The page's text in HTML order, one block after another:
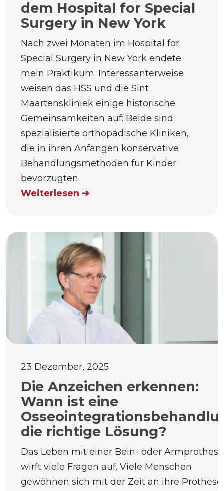
dem Hospital for Special
Surgery in New York
Nach zwei Monaten im Hospital for
Special Surgery in New York endete
mein Praktikum. Interessanterweise
weisen das HSS und die Sint
Maartenskliniek einige historische
Gemeinsamkeiten auf: Beide sind
spezialisierte orthopädische Kliniken,
die in ihren Anfängen konservative
Behandlungsmethoden für Kinder
bevorzugten.
Weiterlesen ➔
23 Dezember, 2025
Die Anzeichen erkennen:
Wann ist eine
die richtige Lösung?
Das Leben mit einer Bein- oder Armprothese
wirft viele Fragen auf. Viele Menschen
gewöhnen sich mit der Zeit an ihre Prothese,